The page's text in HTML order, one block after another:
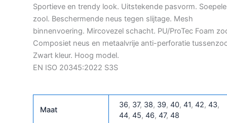
Sportieve en trendy look. Uitstekende pasvorm. Soepele
zool. Beschermende neus tegen slijtage. Mesh
binnenvoering. Mircovezel schacht. PU/ProTec Foam
Composiet neus en metaalvrije anti-perforatie
Zwart kleur. Hoog model.
EN ISO 20345:2022 S3S
Maat
36, 37, 38, 39, 40, 41, 42, 43,
44, 45, 46, 47, 48